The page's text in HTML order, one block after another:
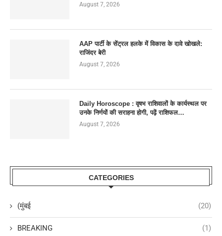
August 7, 2026
AAP पार्टी के सेंट्रल हलके में विकास के दावे खोखले:
राजिंदर बेरी
August 7, 2026
Daily Horoscope : वृषभ राशिवालों के कार्यस्थल पर
उनके निर्णयों की सराहना होगी, पढ़ें राशिफल…
August 7, 2026
CATEGORIES
(मुंबई (20)
BREAKING (1)